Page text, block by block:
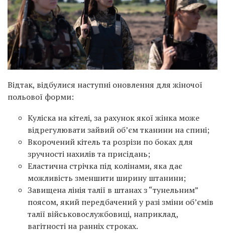
Відтак, відбулися наступні оновлення для жіночої
польової форми:
Куліска на кітелі, за рахунок якої жінка може
відрегулювати зайвий об’єм тканини на спині;
Вкорочений кітель та розрізи по боках для
зручності нахилів та присідань;
Еластична стрічка під колінами, яка дає
можливість зменшити ширину штанини;
Завищена лінія талії в штанах з “тунельним”
поясом, який передбачений у разі зміни об’ємів
талії військовослужбовиці, наприклад,
вагітності на ранніх строках.